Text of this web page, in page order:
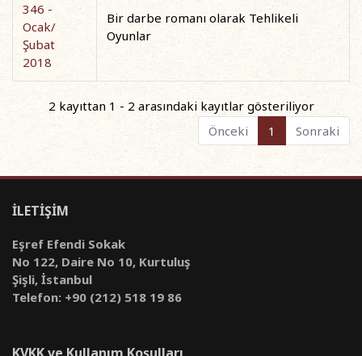
346 -
Ocak/
Şubat
2018
Bir darbe romanı olarak Tehlikeli
Oyunlar
2 kayıttan 1 - 2 arasındaki kayıtlar gösteriliyor
Önceki
1 Sonraki
İLETİŞİM
Eşref Efendi Sokak
No 122, Daire No 10, Kurtuluş
Şişli, İstanbul
Telefon: +90 (212) 518 19 86